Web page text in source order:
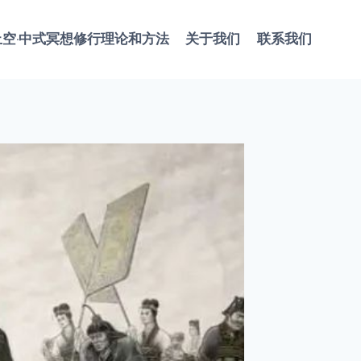
·中式冥想修行理论和方法 关于我们 联系我们